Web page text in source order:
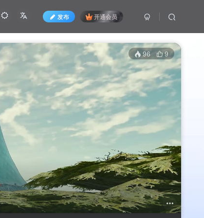
发布 开通会员
96 9